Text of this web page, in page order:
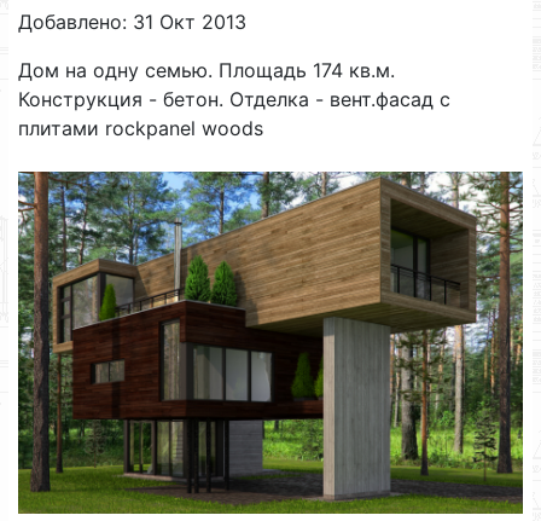
Добавлено: 31 Окт 2013
Дом на одну семью. Площадь 174 кв.м.
Конструкция - бетон. Отделка - вент.фасад с
плитами rockpanel woods